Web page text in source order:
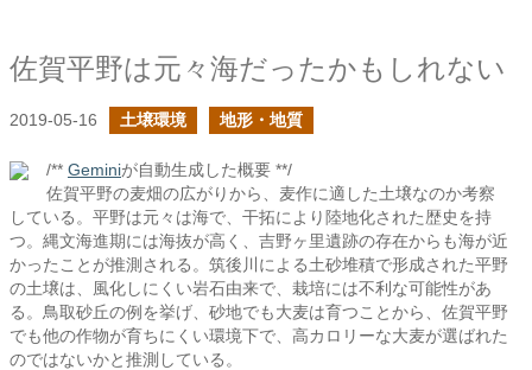
佐賀平野は元々海だったかもしれない
2019-05-16 土壌環境 地形・地質
/** Geminiが自動生成した概要 **/
佐賀平野の麦畑の広がりから、麦作に適した土壌なのか考察
している。平野は元々は海で、干拓により陸地化された歴史を持
つ。縄文海進期には海抜が高く、吉野ヶ里遺跡の存在からも海が近
かったことが推測される。筑後川による土砂堆積で形成された平野
の土壌は、風化しにくい岩石由来で、栽培には不利な可能性があ
る。鳥取砂丘の例を挙げ、砂地でも大麦は育つことから、佐賀平野
でも他の作物が育ちにくい環境下で、高カロリーな大麦が選ばれた
のではないかと推測している。